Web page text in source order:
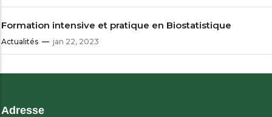
Formation intensive et pratique en Biostatistique
Actualités jan 22, 2023
Adresse